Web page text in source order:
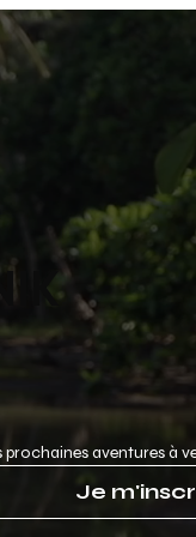
aventures à
Je